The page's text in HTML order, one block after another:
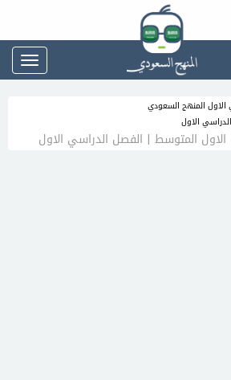
الاول المنهج السعودي
الاول
المتوسط | الفصل الدراسي الاول